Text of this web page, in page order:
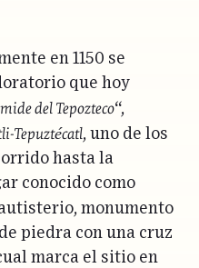
en 1150 se
que hoy
del Tepozteco“,
Tepuztécatl, uno de los
hasta la
conocido como
monumento
piedra con una cruz
marca el sitio en